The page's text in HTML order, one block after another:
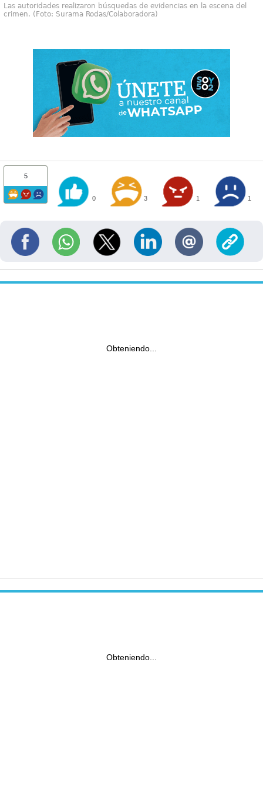
Las autoridades realizaron búsquedas de evidencias en la escena del
crimen. (Foto: Surama Rodas/Colaboradora)
5
0 3 1 1
Obteniendo...
Obteniendo...